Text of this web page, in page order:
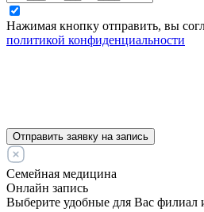
Нажимая кнопку отправить, вы
политикой конфиденциальности
Отправить заявку на запись
Семейная медицина
Онлайн запись
Выберите удобные для Вас филиал